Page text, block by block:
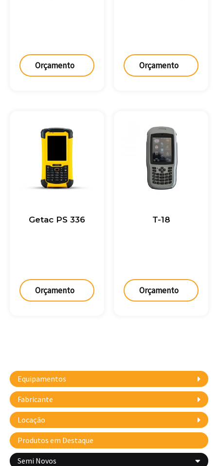
Equipamentos
Fabricante
Locação
Produtos em Destaque
Semi Novos
Orçamento Orçamento
Getac PS 336
Orçamento
T-18
Orçamento